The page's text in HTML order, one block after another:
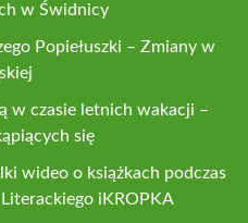
w Świdnicy
Popiełuszki – Zmiany w
w czasie letnich wakacji –
się
wideo o książkach podczas
iKROPKA